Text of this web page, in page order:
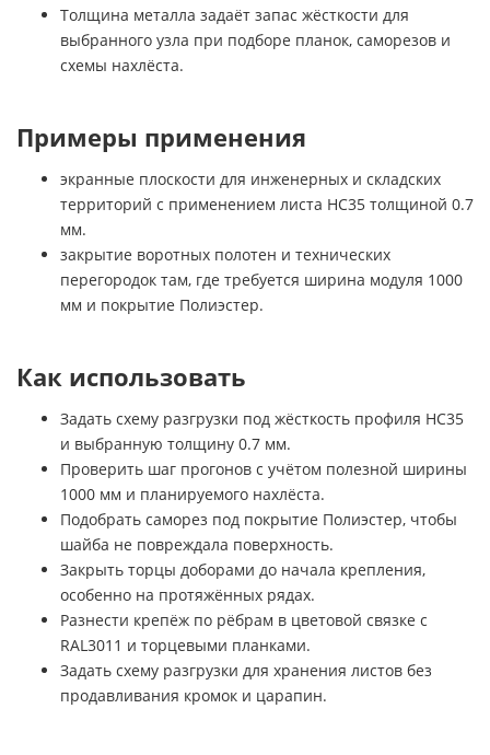
Толщина металла задаёт запас жёсткости для
выбранного узла при подборе планок, саморезов и
схемы нахлёста.
Примеры применения
экранные плоскости для инженерных и складских
территорий с применением листа НС35 толщиной 0.7
мм.
закрытие воротных полотен и технических
перегородок там, где требуется ширина модуля 1000
мм и покрытие Полиэстер.
Как использовать
Задать схему разгрузки под жёсткость профиля НС35
и выбранную толщину 0.7 мм.
Проверить шаг прогонов с учётом полезной ширины
1000 мм и планируемого нахлёста.
Подобрать саморез под покрытие Полиэстер, чтобы
шайба не повреждала поверхность.
Закрыть торцы доборами до начала крепления,
особенно на протяжённых рядах.
Разнести крепёж по рёбрам в цветовой связке с
RAL3011 и торцевыми планками.
Задать схему разгрузки для хранения листов без
продавливания кромок и царапин.